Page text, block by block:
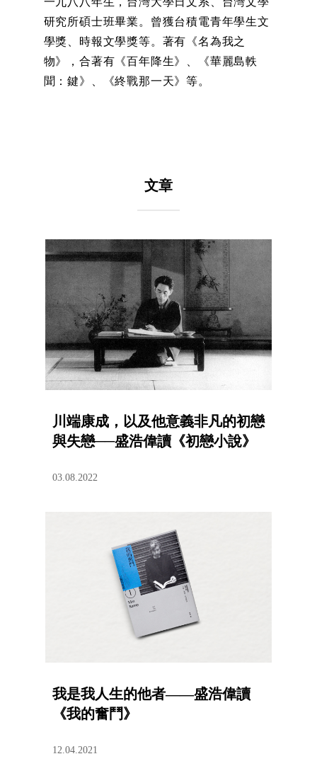
研究所碩士班畢業。曾獲台積電青年學生文
學獎、時報文學獎等。著有《名為我之
物》，合著有《百年降生》、《華麗島軼
聞：鍵》、《終戰那一天》等。
文章
川端康成，以及他意義非凡的初戀
與失戀──盛浩偉讀《初戀小說》
03.08.2022
我是我人生的他者——盛浩偉讀
《我的奮鬥》
12.04.2021